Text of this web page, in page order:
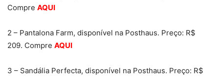
Compre AQUI
2 – Pantalona Farm, disponível na Posthaus. Preço: R$
209. Compre AQUI
3 – Sandália Perfecta, disponível na Posthaus. Preço: R$